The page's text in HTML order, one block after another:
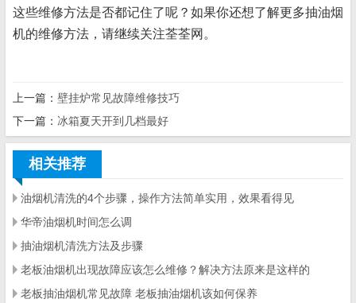
这些维修方法是否都记住了呢？如果你还想了解更多抽油烟
机的维修方法，请继续关注荃荃网。
上一篇： 壁挂炉常见故障维修技巧
下一篇： 冰箱夏天开到几档最好
相关推荐
油烟机清洗的4个步骤，操作方法简单实用，效果看得见
华帝油烟机时间怎么调
抽油烟机清洗方法及步骤
老板油烟机出现故障应该怎么维修？解决方法原来是这样的
老板抽油烟机常见故障 老板抽油烟机该如何保养